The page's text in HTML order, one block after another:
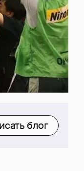
блог